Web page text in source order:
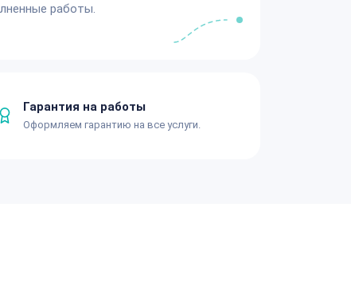
работы.
Гарантия на работы
Оформляем гарантию на все услуги.